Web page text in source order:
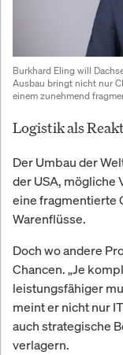
Burkhard Eling will
Ausbau bringt nicht nur
einem zunehmend
Logistik als
Der Umbau der
der USA, mögliche
eine fragmentierte
Warenflüsse.
Doch wo andere
Chancen. „Je
leistungsfähiger
meint er nicht nur
auch strategische
verlagern.